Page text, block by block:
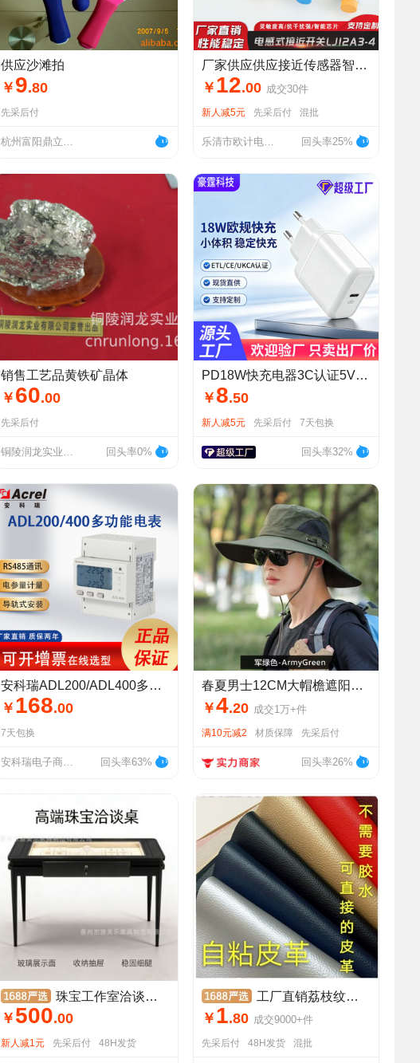
供应沙滩拍
￥ 9.80
先采后付
杭州富阳鼎立体育用品厂
厂家供应供应接近传感器智能芯片LJ12A3-4-Z/EX 电感式接近开关
￥ 12.00 成交30件
新人减5元 先采后付 混批
乐清市欧计电气有限公司 回头率25%
销售工艺品黄铁矿晶体
￥ 60.00
先采后付
铜陵润龙实业有限公司 回头率0%
PD18W快充电器3C认证5V2A充电头适用于闪充苹果欧规快充头
￥ 8.50
新人减5元 先采后付 7天包换
回头率32%
安科瑞ADL200/ADL400多功能导轨表MID认证CPA认证CE认证485通讯
￥ 168.00
7天包换
安科瑞电子商务（上海）有限公司 回头率63%
春夏男士12CM大帽檐遮阳帽渔夫帽防晒帽纯色户外登山钓鱼帽太阳帽
￥4.20 成交1万+件
满10元减2 材质保障 先采后付
回头率26%
珠宝工作室洽谈桌暖光玻璃首饰展示台轻奢黑金选货桌展柜源头工厂
￥ 500.00
新人减1元 先采后付 48H发货
工厂直销荔枝纹加厚背胶自粘皮革修补贴沙发皮革自粘贴皮现货批发
￥ 1.80 成交9000+件
先采后付 48H发货 混批